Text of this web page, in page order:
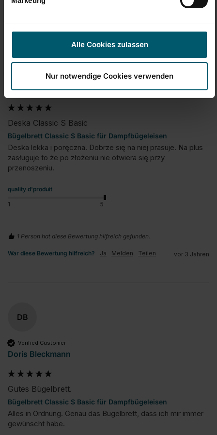
Alle Cookies zulassen
Nur notwendige Cookies verwenden
Verified Customer
Konr@d
Deska Classic S Basic
Bügelbrett Classic S Basic für Dampfbügeleisen
Deska lekka i poręczna. Dobrze się na niej prasuje. Na plus
zasługuje to że po złożeniu nie otwiera się przy
przenoszeniu.
quality d'produit
1 5
1 Person hat diese Bewertung hilfreich gefunden.
War diese Bewertung hilfreich? Ja Melden Teilen vor 3 Jahren
DB
Verified Customer
Doris Bleckmann
Gutes Bügelbrett.
Bügelbrett Classic S Basic für Dampfbügeleisen
Alles in Ordnung. Genau das Bügelbrett, dass ich mir immer
gewünscht habe.